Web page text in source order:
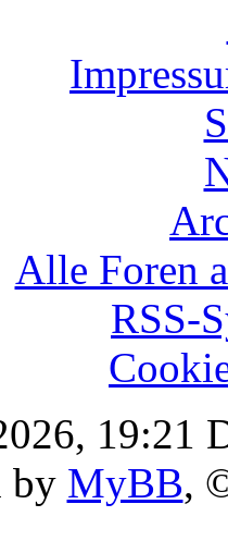
Alle Foren
RSS-
19:21
by MyBB,